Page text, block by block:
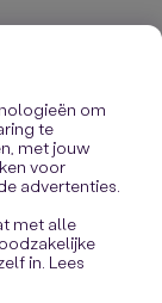
om
te
met jouw
voor
advertenties.
met alle
in. Lees